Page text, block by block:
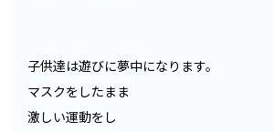
子供達は遊びに夢中になります。
マスクをしたまま
激しい運動をし